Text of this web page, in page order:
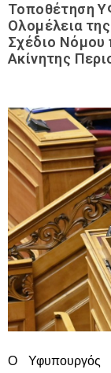
Τοποθέτηση
Ολομέλεια
Σχέδιο Νόμου
Ακίνητης
Ο Υφυπουργός